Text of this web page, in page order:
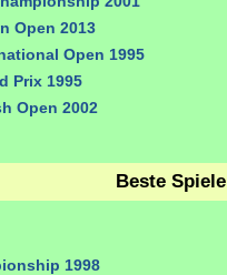
Open 2013
Open 1995
Prix 1995
Open 2002
Beste Spiele
1998